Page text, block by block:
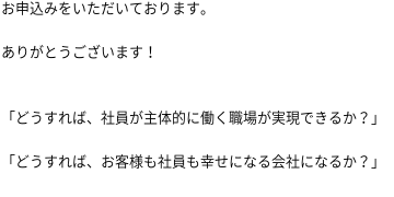
お申込みをいただいております。
ありがとうございます！
「どうすれば、社員が主体的に働く職場が実現できるか？」
「どうすれば、お客様も社員も幸せになる会社になるか？」